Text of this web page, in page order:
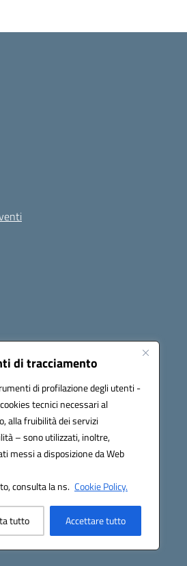
di tracciamento
di profilazione degli utenti -
tecnici necessari al
alla fruibilità dei servizi
– sono utilizzati, inoltre,
messi a disposizione da Web
consulta la ns. Cookie Policy.
tutto Accettare tutto